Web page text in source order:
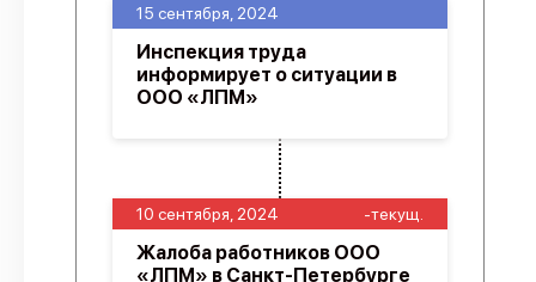
10 сентября, 2024 -текущ.
Жалоба работников ООО
«ЛПМ» в Санкт-Петербурге
15 сентября, 2024
Инспекция труда
информирует о ситуации в
ООО «ЛПМ»